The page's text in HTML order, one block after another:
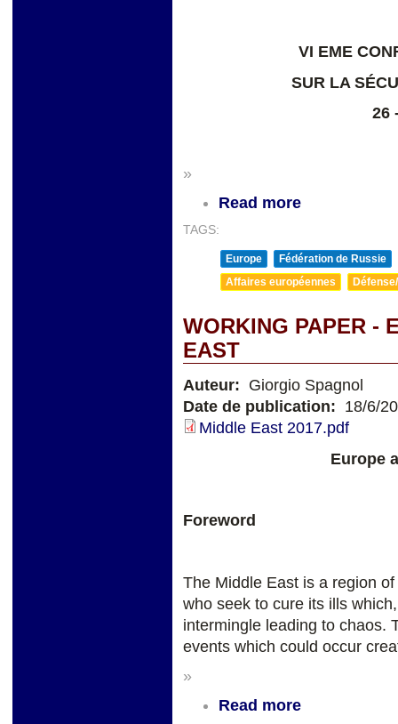
VI EME
SUR LA
26
»
Read more
TAGS:
Europe
Fédération de Russie
Affaires européennes
WORKING PAPER -
EAST
Auteur: Giorgio Spagnol
Date de publication: 18/6/
Middle East 2017.pdf
Europe
Foreword
The Middle East is a region
who seek to cure its ills
intermingle leading to chaos.
events which could occur
»
Read more